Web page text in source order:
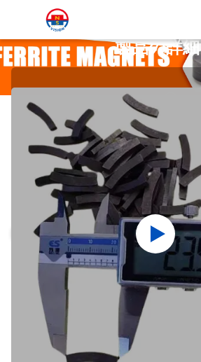
製品の詳細